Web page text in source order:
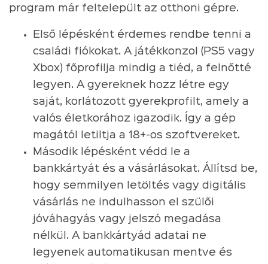
program már feltelepült az otthoni gépre.
Első lépésként érdemes rendbe tenni a
családi fiókokat. A játékkonzol (PS5 vagy
Xbox) főprofilja mindig a tiéd, a felnőtté
legyen. A gyereknek hozz létre egy
saját, korlátozott gyerekprofilt, amely a
valós életkorához igazodik. Így a gép
magától letiltja a 18+-os szoftvereket.
Második lépésként védd le a
bankkártyát és a vásárlásokat. Állítsd be,
hogy semmilyen letöltés vagy digitális
vásárlás ne indulhasson el szülői
jóváhagyás vagy jelszó megadása
nélkül. A bankkártyád adatai ne
legyenek automatikusan mentve és